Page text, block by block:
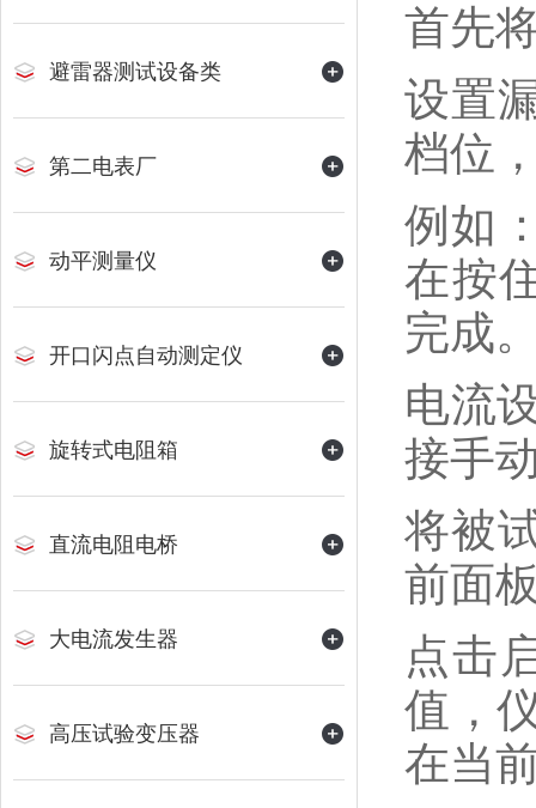
避雷器测试设备类
第二电表厂
动平测量仪
开口闪点自动测定仪
旋转式电阻箱
直流电阻电桥
大电流发生器
高压试验变压器
首先
设置
档位
例如
在按
完成
电流
接手
将被
前面
点击
值，
在当